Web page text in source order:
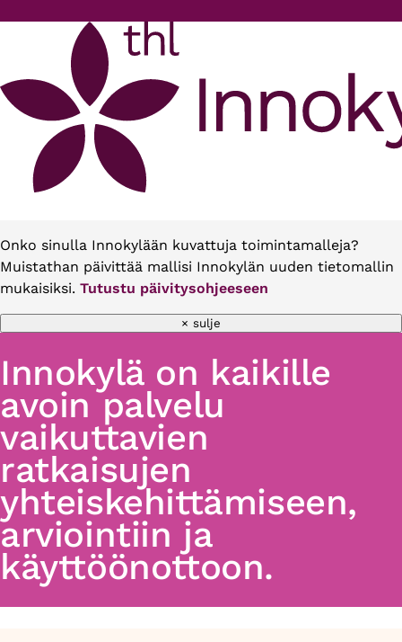
Onko sinulla Innokylään kuvattuja toimintamalleja?
Muistathan päivittää mallisi Innokylän uuden tietomallin
mukaisiksi. Tutustu päivitysohjeeseen
× sulje
Innokylä on kaikille
avoin palvelu
vaikuttavien
ratkaisujen
yhteiskehittämiseen,
arviointiin ja
käyttöönottoon.